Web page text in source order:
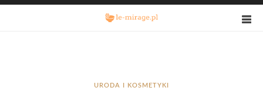
URODA I KOSMETYKI